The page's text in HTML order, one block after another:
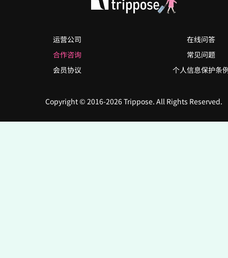
运营公司
合作咨询
会员协议
在线问答
常见问题
个人信息保护条
Copyright © 2016-2026 Trippose. All Rights Reserved.